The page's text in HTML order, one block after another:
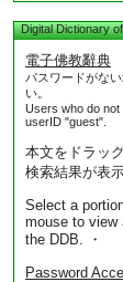
Digital Dictionary
電子佛教辭典
パスワードがな
い。
Users who do not
userID "guest".
本文をドラッ
検索結果が表
Select a
mouse to view
the DDB. ・
Password